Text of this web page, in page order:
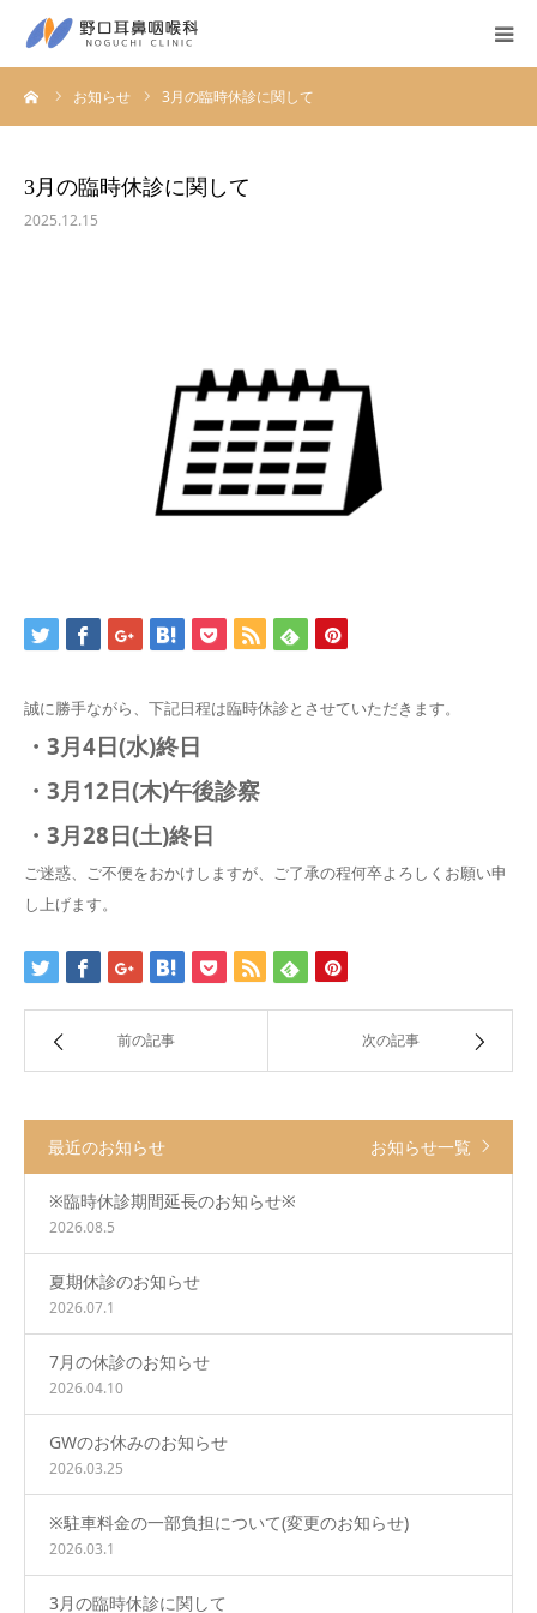
お知らせ 3月の臨時休診に関して
3月の臨時休診に関して
2025.12.15
誠に勝手ながら、下記日程は臨時休診とさせていただきます。
・3月4日(水)終日
・3月12日(木)午後診察
・3月28日(土)終日
ご迷惑、ご不便をおかけしますが、ご了承の程何卒よろしくお願い申
し上げます。
前の記事 次の記事
最近のお知らせ お知らせ一覧
※臨時休診期間延長のお知らせ※
2026.08.5
夏期休診のお知らせ
2026.07.1
7月の休診のお知らせ
2026.04.10
GWのお休みのお知らせ
2026.03.25
※駐車料金の一部負担について(変更のお知らせ)
2026.03.1
3月の臨時休診に関して
医院紹介